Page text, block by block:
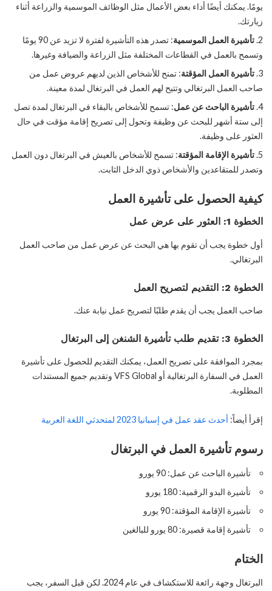
يومًا. يمكنك أيضًا أداء بعض الأعمال مثل الوظائف الموسمية والزراعة أثناء
زيارتك.
تأشيرة العمل الموسمية
: تصدر هذه التأشيرة لفترة لا تزيد عن 90 يومًا
وتسمح بالعمل في القطاعات المختلفة مثل الزراعة والضيافة وغيرها.
تأشيرة العمل المؤقتة: تمنح للأشخاص الذين لديهم عروض عمل من
صاحب العمل البرتغالي وتتيح لهم العمل في البرتغال لمدة معينة.
تأشيرة الباحث عن عمل: تسمح للأشخاص بالبقاء في البرتغال لمدة تصل
إلى ستة أشهر للبحث عن وظيفة وتحول إلى تصريح إقامة مؤقت في حال
العثور على وظيفة.
تأشيرة الإقامة المؤقتة: تسمح للأشخاص بالعيش في البرتغال دون العمل
وتصدر للمتقاعدين والأشخاص ذوي الدخل الثابت.
كيفية الحصول على تأشيرة العمل
الخطوة 1: العثور على عرض عمل
أول خطوة يجب أن تقوم بها هي البحث عن عرض عمل من صاحب العمل
البرتغالي.
الخطوة 2: التقديم لتصريح العمل
صاحب العمل يجب أن يقدم طلبًا لتصريح عمل نيابة عنك.
الخطوة 3: تقديم طلب تأشيرة الشنغن إلى البرتغال
بمجرد الموافقة على تصريح العمل، يمكنك التقديم للحصول على تأشيرة
العمل في السفارة البرتغالية أو VFS Global وتقديم جميع المستندات
المطلوبة.
إقرأ أيضاً: أحدث عقد عمل في إسبانيا 2023 لمتحدثي اللغة العربية
رسوم تأشيرة العمل في البرتغال
تأشيرة الباحث عن عمل: 90 يورو
تأشيرة البدو الرقمية: 180 يورو
تأشيرة الإقامة المؤقتة: 90 يورو
تأشيرة إقامة قصيرة: 80 يورو للبالغين
الختام
البرتغال وجهة رائعة للاستكشاف في عام 2024. لكن قبل السفر، يجب